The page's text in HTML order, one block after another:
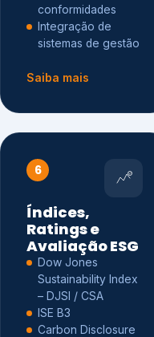
conformidades
Integração de
sistemas de gestão
Saiba mais
6
Índices,
Ratings e
Avaliação ESG
Dow Jones
Sustainability Index
– DJSI / CSA
ISE B3
Carbon Disclosure